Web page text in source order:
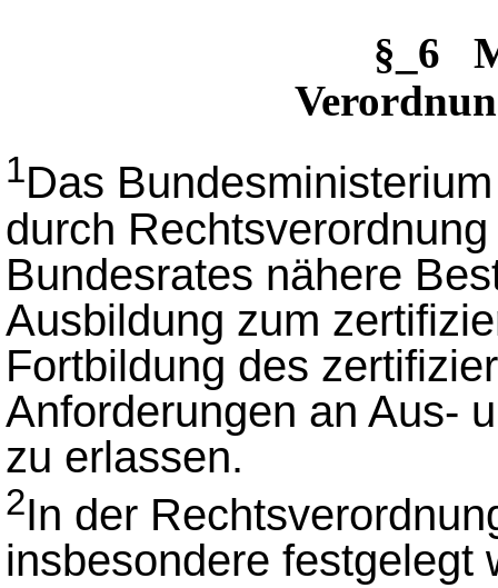
§_6
1Das
durch
Bundesrates nähere
Ausbildung zum
Fortbildung des
Anforderungen an Aus-
zu erlassen.
2In der
insbesondere festgelegt